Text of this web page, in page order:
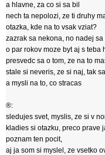
a hlavne, za co si sa bil
nech ta nepolozi, ze ti druhy
otazka, kde na to vsak vziat?
zazrak sa nekona, no nadej sa
o par rokov moze byt aj s teba
presvedc sa o tom, ze na to
stale si neveris, ze si naj, tak
a mysli na to, co stracas
®:
sledujes svet, myslis, ze si v
kladies si otazku, preco prave
poznam ten pocit,
aj ja som si myslel, ze vsetko